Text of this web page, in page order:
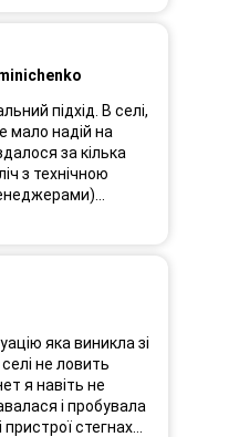
підхід. В селі,
мало надій на
за кілька
з технічною
швидкості в
про більше,
спроби
4-5 МБіт/с.
десятки разів
раз модем з
і вдалося
вам! Безумовно
яка виникла зі
не ловить
я навіть не
і пробувала
пристрої стегнах